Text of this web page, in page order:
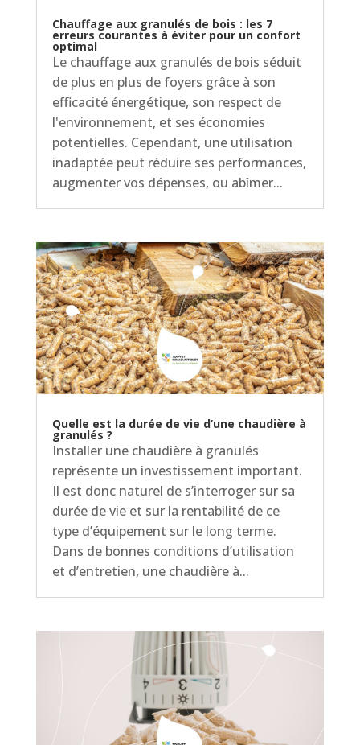
Chauffage aux granulés de bois : les 7
erreurs courantes à éviter pour un confort
optimal
Le chauffage aux granulés de bois séduit
de plus en plus de foyers grâce à son
efficacité énergétique, son respect de
l'environnement, et ses économies
potentielles. Cependant, une utilisation
inadaptée peut réduire ses performances,
augmenter vos dépenses, ou abîmer...
Quelle est la durée de vie d’une chaudière à
granulés ?
Installer une chaudière à granulés
représente un investissement important.
Il est donc naturel de s’interroger sur sa
durée de vie et sur la rentabilité de ce
type d’équipement sur le long terme.
Dans de bonnes conditions d’utilisation
et d’entretien, une chaudière à...